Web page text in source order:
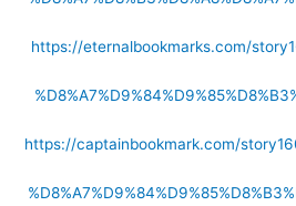
https://eternalbookmarks.com/
https://captainbookmark.com/